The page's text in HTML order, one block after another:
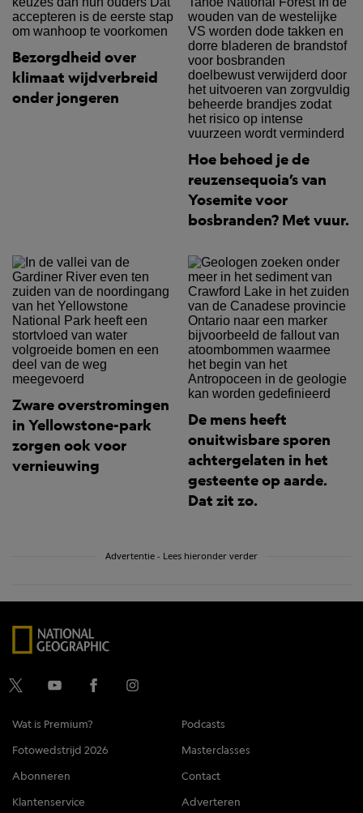
Bezorgdheid over
klimaat wijdverbreid
onder jongeren
Hoe behoed je de
reuzensequoia’s van
Yosemite voor
bosbranden? Met vuur.
Zware overstromingen
in Yellowstone-park
zorgen ook voor
vernieuwing
De mens heeft
onuitwisbare sporen
achtergelaten in het
gesteente op aarde.
Dat zit zo.
Advertentie - Lees hieronder verder
Wat is Premium?
Podcasts
Fotowedstrijd 2026
Masterclasses
Abonneren
Contact
Klantenservice
Adverteren